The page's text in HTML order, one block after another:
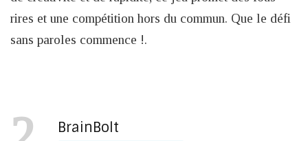
rires et une compétition hors du commun. Que le défi
sans paroles commence !.
BrainBolt